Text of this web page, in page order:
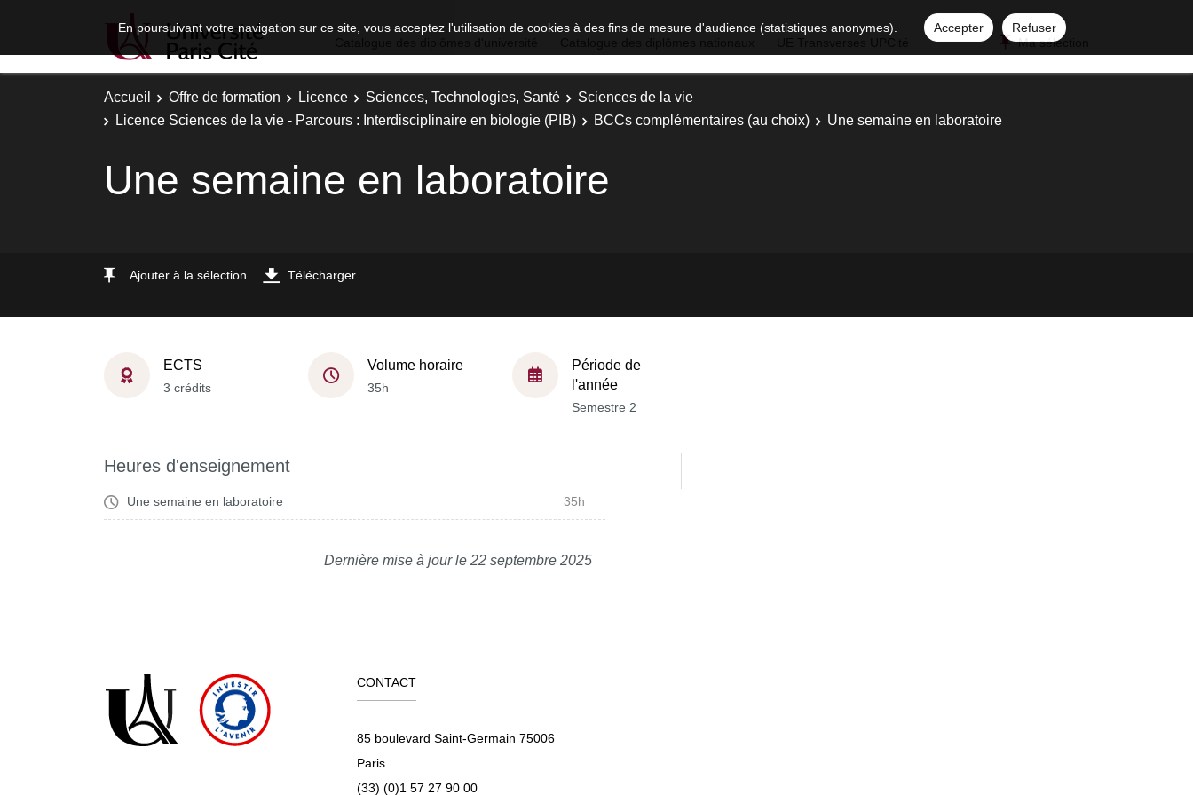
En poursuivant votre navigation sur ce site, vous acceptez l'utilisation de cookies à des fins de mesure d'audience (statistiques anonymes). Accepter
Refuser
Ma sélection
Accueil Offre de formation Licence Sciences, Technologies, Santé
Sciences de la vie
Licence Sciences de la vie - Parcours : Interdisciplinaire en biologie (PIB)
BCCs complémentaires (au choix) Une semaine en laboratoire
Une semaine en laboratoire
Ajouter à la sélection Télécharger
ECTS
3 crédits
Volume horaire
35h
Période de
l'année
Semestre 2
Heures d'enseignement
Une semaine en laboratoire 35h
Dernière mise à jour le 22 septembre 2025
CONTACT
85 boulevard Saint-Germain 75006
Paris
(33) (0)1 57 27 90 00